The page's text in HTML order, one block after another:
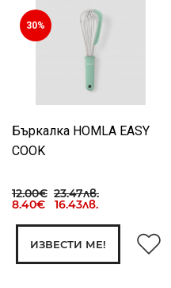
30%
Бъркалка HOMLA EASY
COOK
12.00€ 23.47лв.
8.40€ 16.43лв.
ИЗВЕСТИ МЕ!